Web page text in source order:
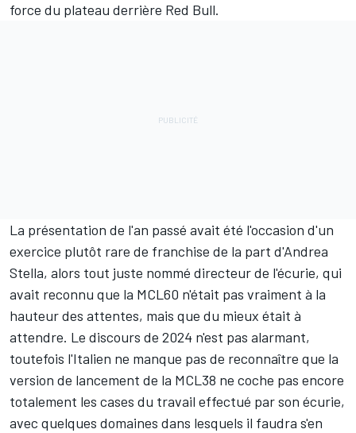
force du plateau derrière Red Bull.
La présentation de l'an passé avait été l'occasion d'un
exercice plutôt rare de franchise de la part d'Andrea
Stella, alors tout juste nommé directeur de l'écurie, qui
avait reconnu que la MCL60 n'était pas vraiment à la
hauteur des attentes, mais que du mieux était à
attendre. Le discours de 2024 n'est pas alarmant,
toutefois l'Italien ne manque pas de reconnaître que la
version de lancement de la MCL38 ne coche pas encore
totalement les cases du travail effectué par son écurie,
avec quelques domaines dans lesquels il faudra s'en